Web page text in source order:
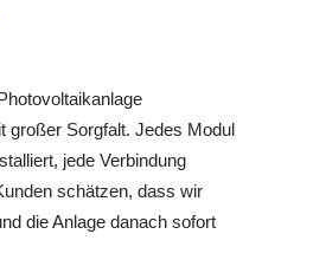
großer Sorgfalt. Jedes Modul
jede Verbindung
schätzen, dass wir
die Anlage danach sofort